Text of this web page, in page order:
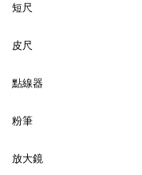
短尺
皮尺
點線器
粉筆
放大鏡